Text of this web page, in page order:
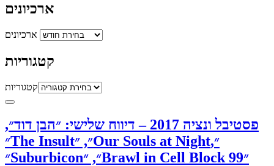
ארכיונים
ארכיונים
קטגוריות
קטגוריות
פסטיבל ונציה 2017 – דיווח שלישי: ״הבן דוד״,
״The Insult״, ״Our Souls at Night״,
״Suburbicon״, ״Brawl in Cell Block 99״